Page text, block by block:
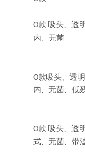
O款 吸头、透
内、无菌
O款吸头、透
内、无菌、低
O款 吸头、透
式、无菌、带